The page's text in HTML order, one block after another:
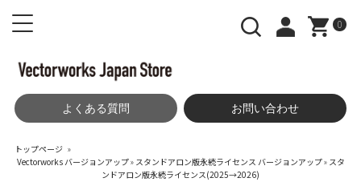
0
よくある質問 お問い合わせ
トップページ »
Vectorworks バージョンアップ» スタンドアロン版永続ライセンス バージョンアップ» スタ
ンドアロン版永続ライセンス(2025→2026)